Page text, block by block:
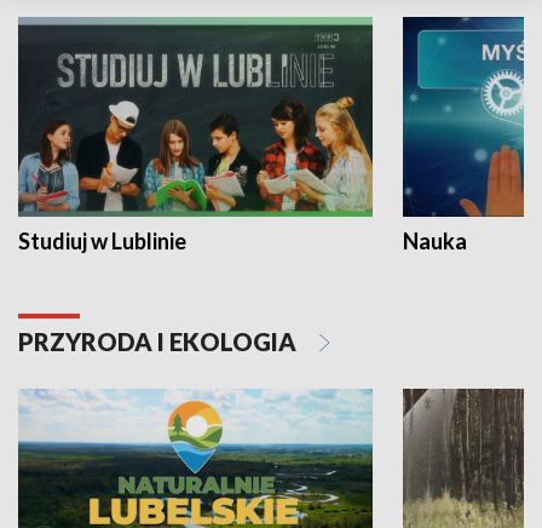
Studiuj w Lublinie Nauka
PRZYRODA I EKOLOGIA